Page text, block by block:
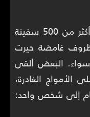
بين عامي 1892 و1907، غرقت أكثر من 500 سفينة
غامضة حيرت
البعض ألقى
الأمواج الغادرة،
إلى شخص واحد: